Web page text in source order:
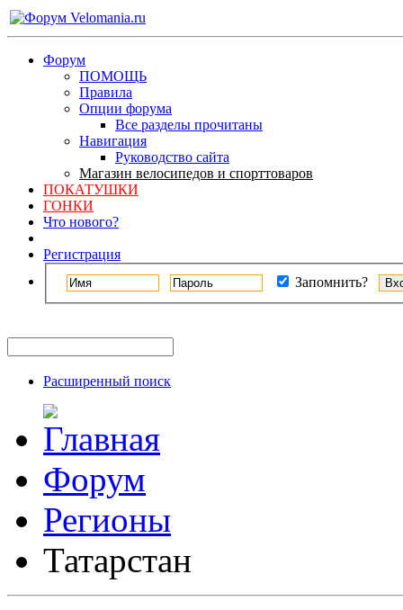
Форум
ПОМОЩЬ
Правила
Опции форума
Все разделы прочитаны
Навигация
Руководство сайта
Магазин велосипедов и спорттоваров
ПОКАТУШКИ
ГОНКИ
Что нового?
Регистрация
Запомнить?
Расширенный поиск
Форум
Регионы
Татарстан